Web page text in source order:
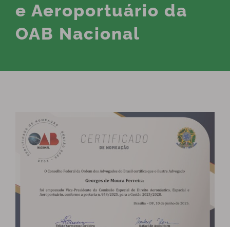
e Aeroportuário da
OAB Nacional
View
Larger
Image